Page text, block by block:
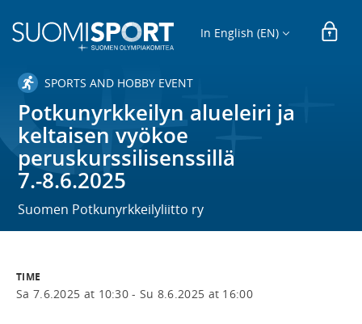
In English (EN)
SPORTS AND HOBBY EVENT
Potkunyrkkeilyn alueleiri ja
keltaisen vyökoe
peruskurssilisenssillä
7.-8.6.2025
Suomen Potkunyrkkeilyliitto ry
TIME
Sa 7.6.2025 at 10:30 - Su 8.6.2025 at 16:00